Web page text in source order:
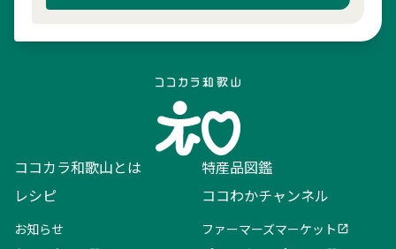
ココカラ和歌山とは
特産品図鑑
レシピ
ココわかチャンネル
お知らせ
ファーマーズマーケット